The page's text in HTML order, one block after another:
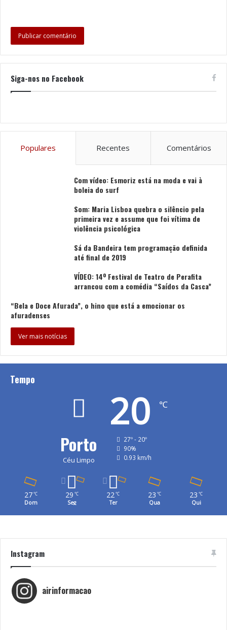
Siga-nos no Facebook
Populares Recentes Comentários
Com vídeo: Esmoriz está na moda e vai à
boleia do surf
Som: Maria Lisboa quebra o silêncio pela
primeira vez e assume que foi vítima de
violência psicológica
Sá da Bandeira tem programação definida
até final de 2019
VÍDEO: 14º Festival de Teatro de Perafita
arrancou com a comédia “Saídos da Casca”
“Bela e Doce Afurada”, o hino que está a emocionar os
afuradenses
Ver mais notícias
Tempo
Porto
Céu Limpo
20 ℃
27º - 20º
90%
0.93 km/h
27 ℃
Dom
29 ℃
Seg
22℃
Ter
23 ℃
Qua
23 ℃
Qui
Instagram
airinformacao